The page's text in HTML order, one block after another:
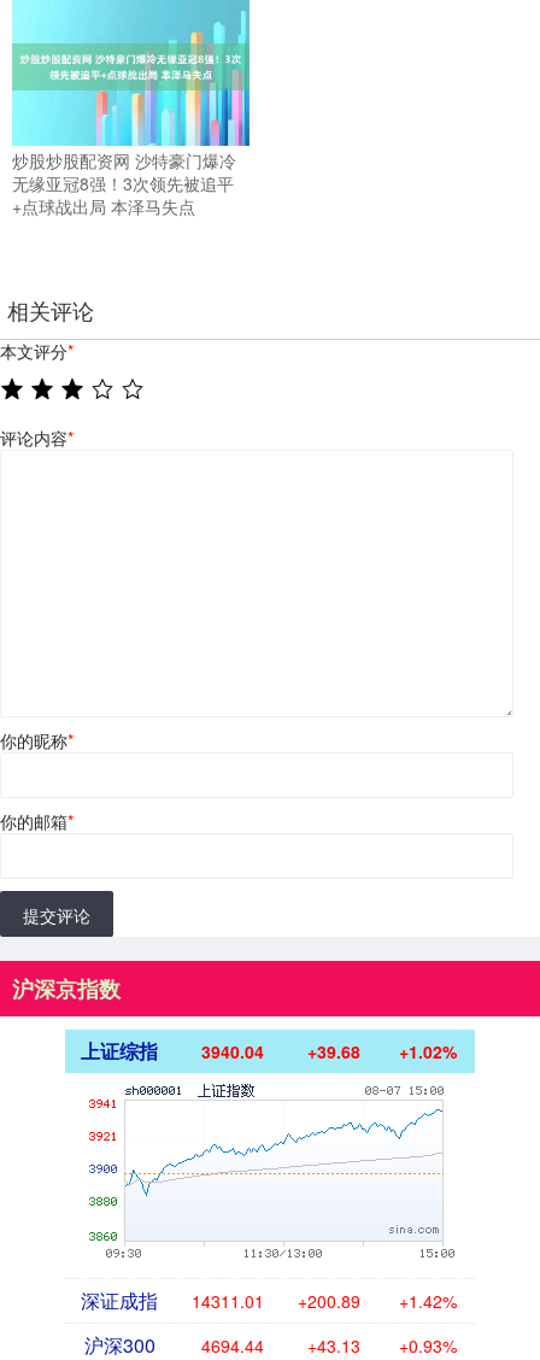
炒股炒股配资网 沙特豪门爆冷
无缘亚冠8强！3次领先被追平
+点球战出局 本泽马失点
相关评论
本文评分*
评论内容*
你的昵称*
你的邮箱*
提交评论
沪深京指数
上证综指 3940.04 +39.68 +1.02%
深证成指 14311.01 +200.89 +1.42%
沪深300 4694.44 +43.13 +0.93%